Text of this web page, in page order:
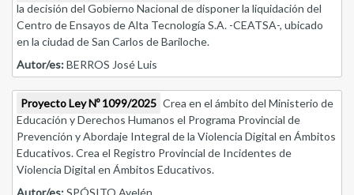
la decisión del Gobierno Nacional de disponer la liquidación del
Centro de Ensayos de Alta Tecnología S.A. -CEATSA-, ubicado
en la ciudad de San Carlos de Bariloche.
Autor/es:BERROS José Luis
Proyecto Ley Nº 1099/2025 Crea en el ámbito del Ministerio de
Educación y Derechos Humanos el Programa Provincial de
Prevención y Abordaje Integral de la Violencia Digital en Ámbitos
Educativos. Crea el Registro Provincial de Incidentes de
Violencia Digital en Ámbitos Educativos.